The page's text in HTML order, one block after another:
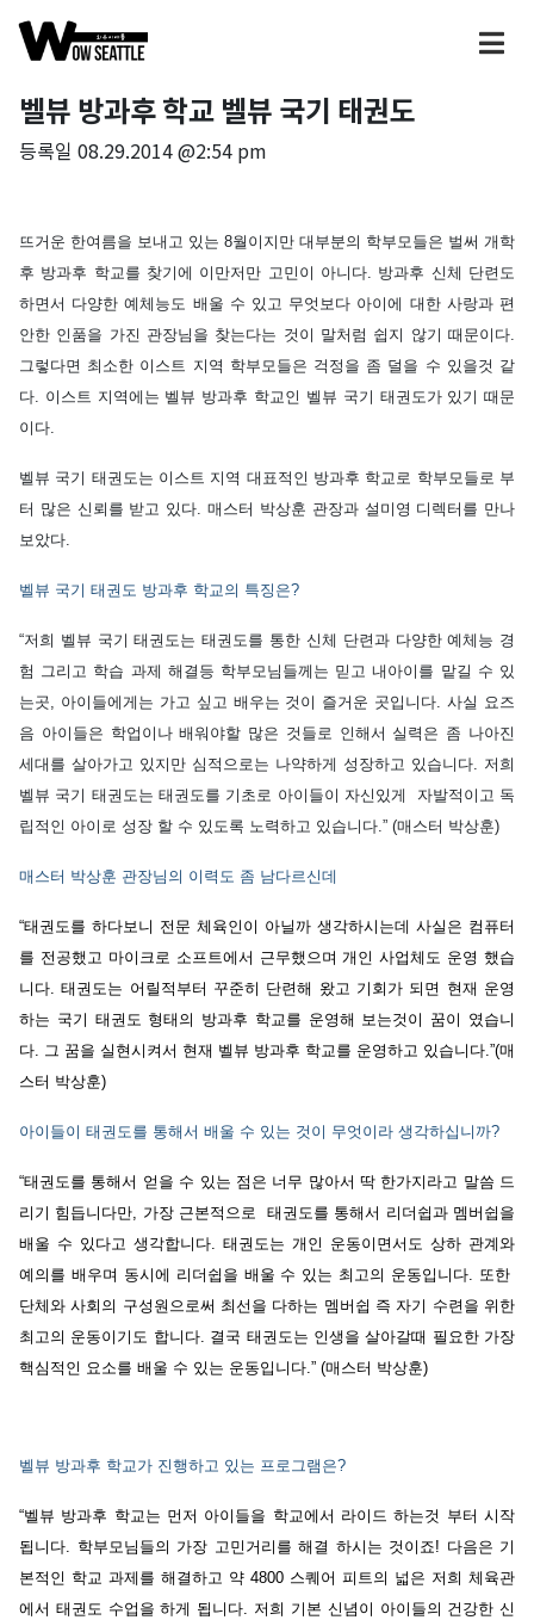
벨뷰 방과후 학교 벨뷰 국기 태권도
등록일 08.29.2014 @2:54 pm
뜨거운 한여름을 보내고 있는 8월이지만 대부분의 학부모들은 벌써 개학
후 방과후 학교를 찾기에 이만저만 고민이 아니다. 방과후 신체 단련도
하면서 다양한 예체능도 배울 수 있고 무엇보다 아이에 대한 사랑과 편
안한 인품을 가진 관장님을 찾는다는 것이 말처럼 쉽지 않기 때문이다.
그렇다면 최소한 이스트 지역 학부모들은 걱정을 좀 덜을 수 있을것 같
다. 이스트 지역에는 벨뷰 방과후 학교인 벨뷰 국기 태권도가 있기 때문
이다.
벨뷰 국기 태권도는 이스트 지역 대표적인 방과후 학교로 학부모들로 부
터 많은 신뢰를 받고 있다.매스터 박상훈 관장과 설미영 디렉터를 만나
보았다.
벨뷰 국기 태권도 방과후 학교의 특징은?
“저희 벨뷰 국기 태권도는 태권도를 통한 신체 단련과 다양한 예체능 경
험 그리고 학습 과제 해결등 학부모님들께는 믿고 내아이를 맡길 수 있
는곳, 아이들에게는 가고 싶고 배우는 것이 즐거운 곳입니다.사실 요즈
음 아이들은 학업이나 배워야할 많은 것들로 인해서 실력은 좀 나아진
세대를 살아가고 있지만 심적으로는 나약하게 성장하고 있습니다. 저희
벨뷰 국기 태권도는 태권도를 기초로 아이들이 자신있게 자발적이고 독
립적인 아이로 성장 할 수 있도록 노력하고 있습니다.” (매스터 박상훈)
매스터 박상훈 관장님의 이력도 좀 남다르신데
“태권도를 하다보니 전문 체육인이 아닐까 생각하시는데 사실은 컴퓨터
를 전공했고 마이크로 소프트에서 근무했으며 개인 사업체도 운영 했습
니다.태권도는 어릴적부터 꾸준히 단련해 왔고 기회가 되면 현재 운영
하는 국기 태권도 형태의 방과후 학교를 운영해 보는것이 꿈이 였습니
다. 그 꿈을 실현시켜서 현재 벨뷰 방과후 학교를 운영하고 있습니다.”(매
스터 박상훈)
아이들이 태권도를 통해서 배울 수 있는 것이 무엇이라 생각하십니까?
“태권도를 통해서 얻을 수 있는 점은 너무 많아서 딱 한가지라고 말씀 드
리기 힘듭니다만, 가장 근본적으로 태권도를 통해서 리더쉽과 멤버쉽을
배울 수 있다고 생각합니다. 태권도는 개인 운동이면서도 상하 관계와
예의를 배우며 동시에 리더쉽을 배울 수 있는 최고의 운동입니다. 또한
단체와 사회의 구성원으로써 최선을 다하는 멤버쉽 즉 자기 수련을 위한
최고의 운동이기도 합니다. 결국 태권도는 인생을 살아갈때 필요한 가장
핵심적인 요소를 배울 수 있는 운동입니다.” (매스터 박상훈)
벨뷰 방과후 학교가 진행하고 있는 프로그램은?
“벨뷰 방과후 학교는 먼저 아이들을 학교에서 라이드 하는것 부터 시작
됩니다. 학부모님들의 가장 고민거리를 해결 하시는 것이죠! 다음은 기
본적인 학교 과제를 해결하고 약 4800 스퀘어 피트의 넓은 저희 체육관
에서 태권도 수업을 하게 됩니다. 저희 기본 신념이 아이들의 건강한 신